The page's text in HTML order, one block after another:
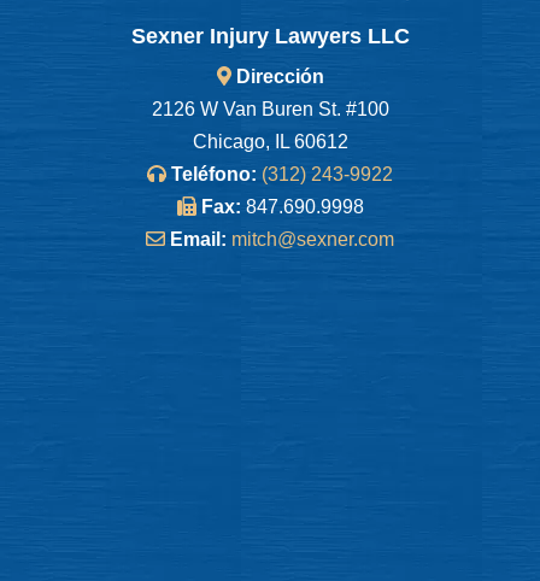
Sexner Injury Lawyers LLC
Dirección
2126 W Van Buren St. #100
Chicago, IL 60612
Teléfono: (312) 243-9922
Fax: 847.690.9998
Email: mitch@sexner.com